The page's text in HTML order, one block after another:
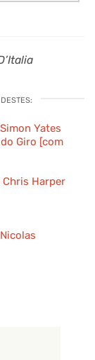
Yates
Giro [com
Harper